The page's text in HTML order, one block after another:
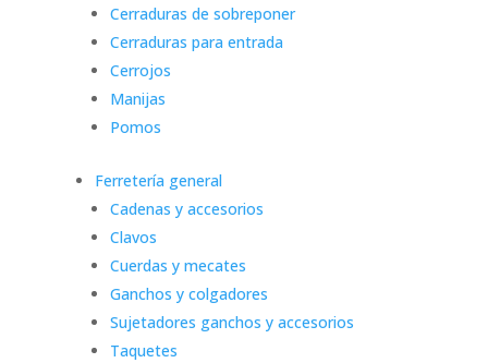
Cerraduras de sobreponer
Cerraduras para entrada
Cerrojos
Manijas
Pomos
Ferretería general
Cadenas y accesorios
Clavos
Cuerdas y mecates
Ganchos y colgadores
Sujetadores ganchos y accesorios
Taquetes